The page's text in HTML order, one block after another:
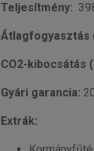
Teljesítmény:
Átlagfogyasztás
CO2-kibocsátás
Gyári garancia:
Extrák: